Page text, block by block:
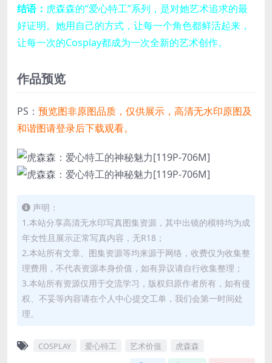
结语： 虎森森的“爱心特工”系列，是对她艺术追求的最
好证明。她用自己的方式，让每一个角色都鲜活起来，
让每一次的Cosplay都成为一次全新的艺术创作。
作品预览
PS： 预览图非原图品质，仅供展示，高清无水印原图及
和谐图请登录后下载观看。
声明：
1.本站分享高清无水印写真图集资源，其中出镜的模特均为成
年女性且展示正常写真内容，无R18；
2.本站所有文章、图集资源等均来源于网络，收费仅为收集整
理费用，不代表资源本身价值，如有异议请自行收集整理；
3.本站所有资源仅用于交流学习，版权归原作者所有，如有侵
权、不妥等内容请在个人中心提交工单，我们会第一时间处
理。
COSPLAY 爱心特工 艺术价值 虎森森